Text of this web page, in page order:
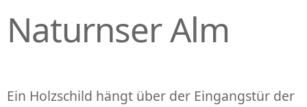
Naturnser Alm
Ein Holzschild hängt über der Eingangstür der